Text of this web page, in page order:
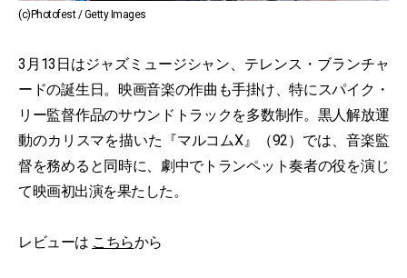
(c)Photofest / Getty Images
3月13日はジャズミュージシャン、テレンス・ブランチャ
ードの誕生日。映画音楽の作曲も手掛け、特にスパイク・
リー監督作品のサウンドトラックを多数制作。黒人解放運
動のカリスマを描いた『マルコムX』（92）では、音楽監
督を務めると同時に、劇中でトランペット奏者の役を演じ
て映画初出演を果たした。
レビューは こちらから